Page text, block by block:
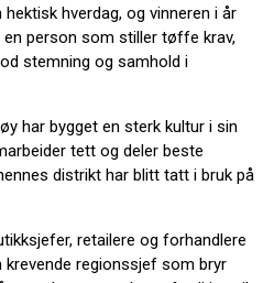
hverdag, og vinneren i år
person som stiller tøffe krav,
stemning og samhold i
har bygget en sterk kultur i sin
tett og deler beste
distrikt har blitt tatt i bruk på
retailere og forhandlere
regionssjef som bryr